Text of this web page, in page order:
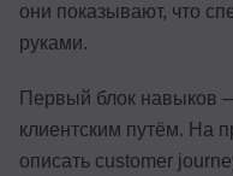
они показывают, что
руками.
Первый блок навыков
клиентским путём. На
описать customer